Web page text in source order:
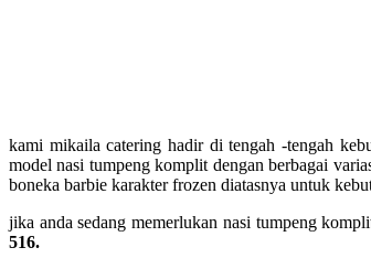
kami mikaila catering hadir di tengah -tengah
model nasi tumpeng komplit dengan berbagai
boneka barbie karakter frozen diatasnya untuk
jika anda sedang memerlukan nasi tumpeng
516.